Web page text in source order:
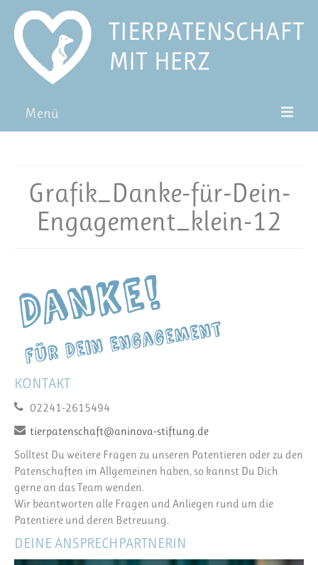
Menü
Pat*in werden
Patenschaft verschenken
Grafik_Danke-für-Dein-
Engagement_klein-12
KONTAKT
02241-2615494
tierpatenschaft@aninova-stiftung.de
Solltest Du weitere Fragen zu unseren Patentieren oder zu den
Patenschaften im Allgemeinen haben, so kannst Du Dich
gerne an das Team wenden.
Wir beantworten alle Fragen und Anliegen rund um die
Patentiere und deren Betreuung.
DEINE ANSPRECHPARTNERIN